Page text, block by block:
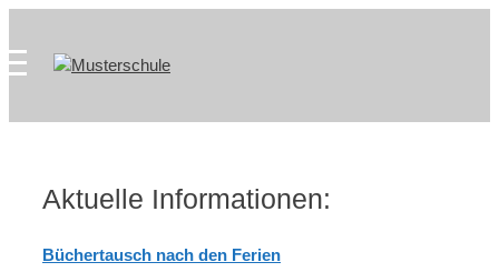
springen
content
Aktuelle Informationen:
Büchertausch nach den Ferien